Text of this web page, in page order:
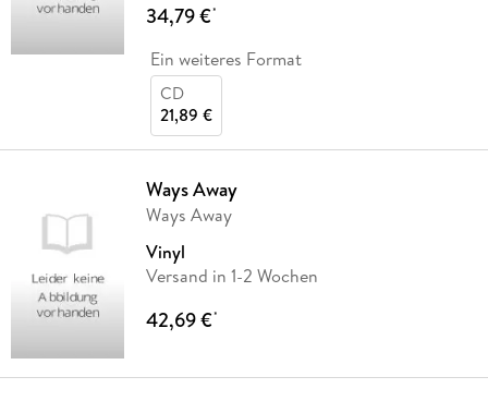
34,79 €*
Ein weiteres Format
CD
21,89 €
Ways Away
Ways Away
Vinyl
Versand in 1-2 Wochen
42,69 €*